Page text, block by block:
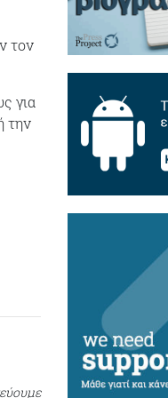
τον
για
την